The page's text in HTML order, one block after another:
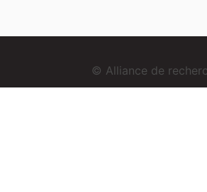
© Alliance de